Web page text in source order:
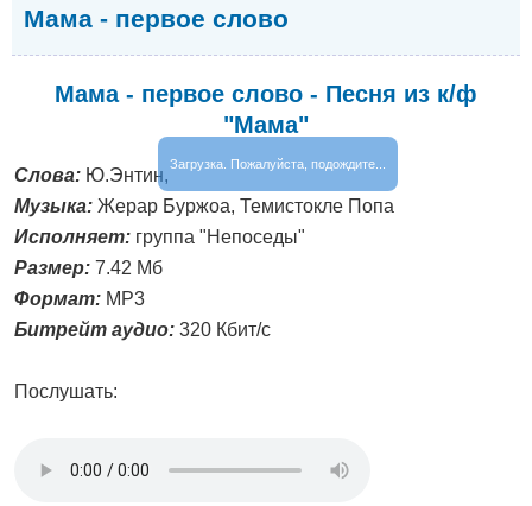
Загрузка. Пожалуйста, подождите...
Мама - первое слово
Мама - первое слово - Песня из к/ф
"Мама"
Слова: Ю.Энтин,
Музыка: Жерар Буржоа, Темистокле Попа
Исполняет: группа "Непоседы"
Размер: 7.42 Мб
Формат: MP3
Битрейт аудио: 320 Кбит/с
Послушать: